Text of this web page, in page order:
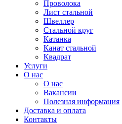
Проволока
Лист стальной
Швеллер
Стальной круг
Катанка
Канат стальной
Квадрат
Услуги
О нас
О нас
Вакансии
Полезная информация
Доставка и оплата
Контакты